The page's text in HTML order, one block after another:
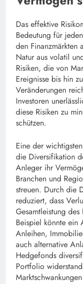
Das effektive
Bedeutung für
den Finanzmärkten
Natur aus volatil
Risiken, die von
Ereignisse bis hin
Veränderungen
Investoren
diese Risiken zu
schützen.
Eine der
die Diversifikation
Anleger ihr
Branchen und
streuen. Durch die
reduziert, dass
Gesamtleistung
Beispiel könnte
Anleihen,
auch alternative
Hedgefonds
Portfolio